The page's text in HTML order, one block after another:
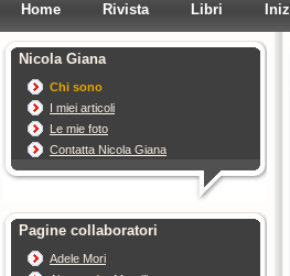
Home Rivista Libri
Nicola Giana
Chi sono
I miei articoli
Le mie foto
Contatta Nicola Giana
Pagine collaboratori
Adele Mori